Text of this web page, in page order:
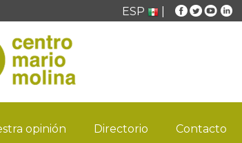
ESP
opinión Directorio Contacto